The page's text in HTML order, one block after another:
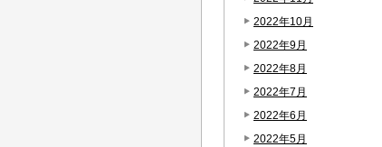
2022年10月
2022年9月
2022年8月
2022年7月
2022年6月
2022年5月